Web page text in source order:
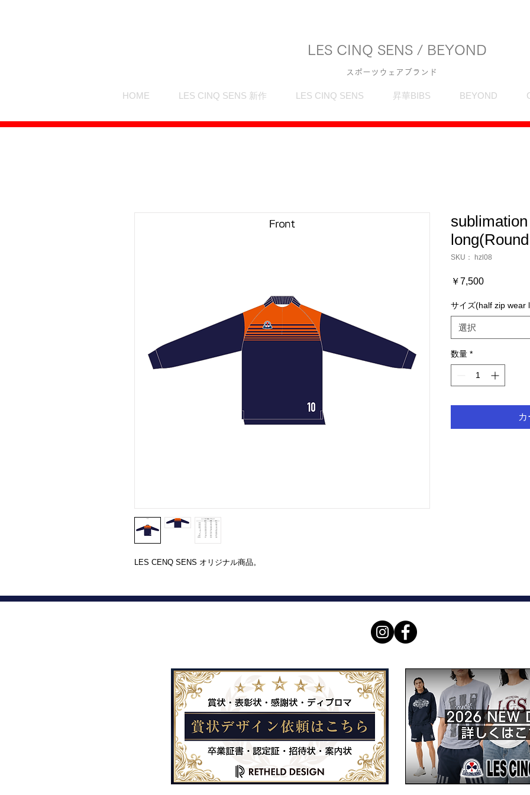
LES CINQ SENS / BEYOND
スポーツウェアブランド
HOME LES CINQ SENS 新作 LES CINQ SENS 昇華BIBS BEYOND
LES CENQ SENS オリジナル商品。
SKU： hzl08
￥7,500価
サイズ(half zip wear
選択
数量 *